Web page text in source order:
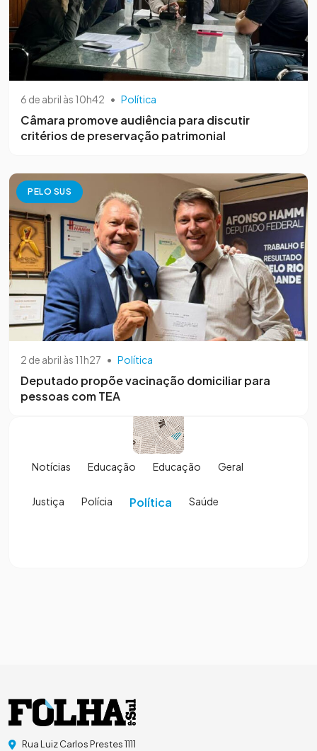
6 de abril às 10h42 • Política
Câmara promove audiência para discutir
critérios de preservação patrimonial
PELO SUS
2 de abril às 11h27 • Política
Deputado propõe vacinação domiciliar para
pessoas com TEA
Notícias Educação Educação Geral
Justiça Polícia Política Saúde
Rua Luiz Carlos Prestes 1111